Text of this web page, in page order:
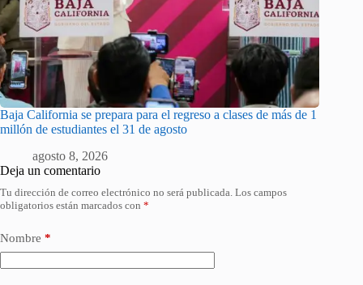
Baja California se prepara para el regreso a clases de más de 1
millón de estudiantes el 31 de agosto
agosto 8, 2026
Deja un comentario
Tu dirección de correo electrónico no será publicada. Los campos
obligatorios están marcados con *
Nombre *